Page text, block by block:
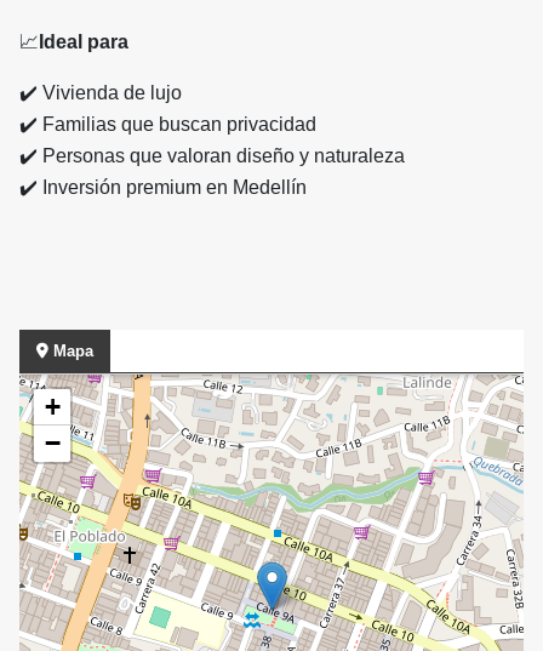
📈 Ideal para
✔️ Vivienda de lujo
✔️ Familias que buscan privacidad
✔️ Personas que valoran diseño y naturaleza
✔️ Inversión premium en Medellín
Mapa
+
−